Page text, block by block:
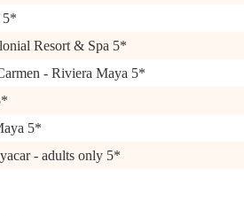
5*
Resort & Spa 5*
- Riviera Maya 5*
5*
- adults only 5*